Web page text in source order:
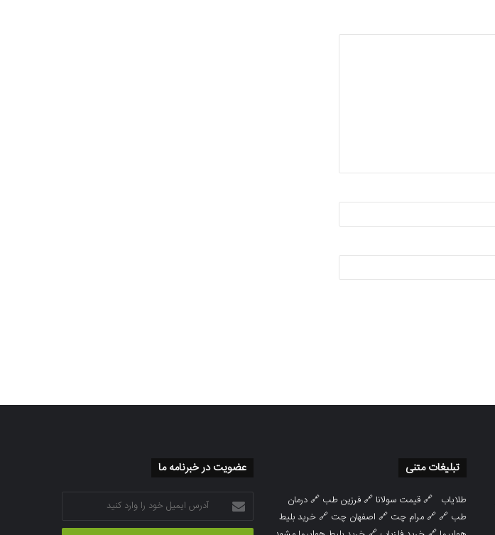
تبلیغات متنی
طلایاب 🔗قیمت سولانا 🔗فرزین طب 🔗درمان
طب 🔗 🔗مرام چت 🔗 اصفهان چت 🔗خرید بلیط
عضویت در خبرنامه ما
آدرس
ایمیل
خود